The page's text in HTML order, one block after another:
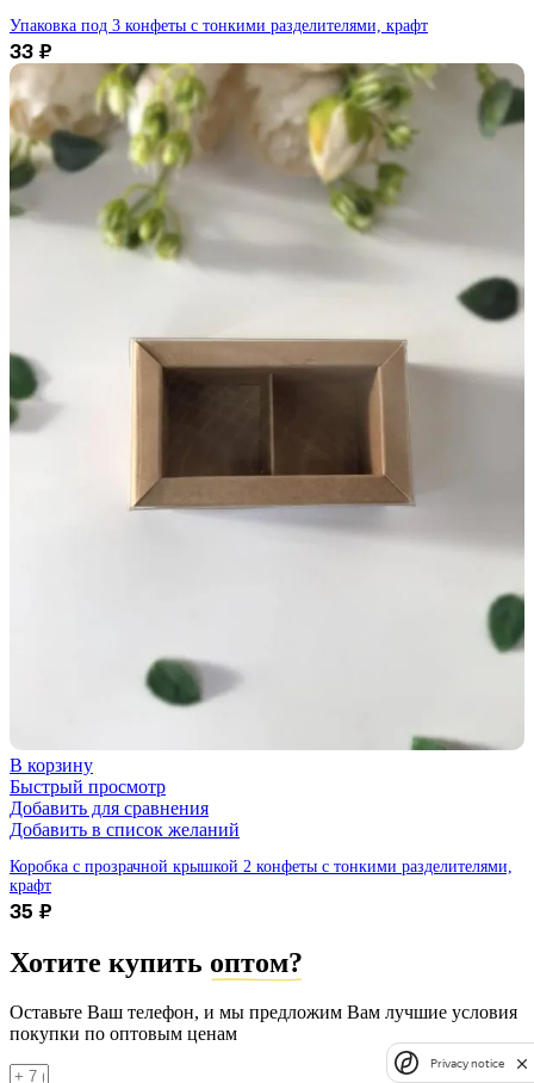
Упаковка под 3 конфеты с тонкими разделителями, крафт
33 ₽
В корзину
Быстрый просмотр
Добавить для сравнения
Добавить в список желаний
Коробка с прозрачной крышкой 2 конфеты с тонкими разделителями,
крафт
35 ₽
Хотите купить оптом?
Оставьте Ваш телефон, и мы предложим Вам лучшие условия
покупки по оптовым ценам
Privacy notice